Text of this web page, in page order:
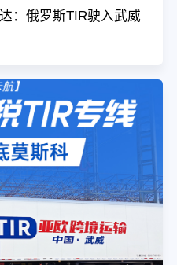
次抵达：俄罗斯TIR驶入武威